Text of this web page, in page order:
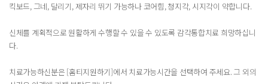
킥보드, 그네, 달리기, 제자리 뛰기 가능하나 코어힘, 청지각, 시지각이 약합니다.
신체를 계획적으로 원활하게 수행할 수 있을 수 있도록 감각통합치료 희망하십니
다.
치료가능하신분은 [홈티지원하기]에서 치료가능시간을 선택하여 주세요. 그 외의